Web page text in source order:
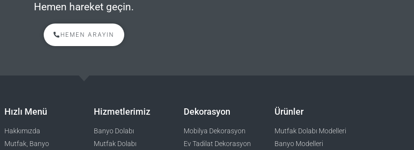
Hemen hareket geçin.
HEMEN ARAYIN
Hızlı Menü
Hakkımızda
Mutfak, Banyo
Hizmetlerimiz
Banyo Dolabı
Mutfak Dolabı
Dekorasyon
Mobilya Dekorasyon
Ev Tadilat Dekorasyon
Ürünler
Mutfak Dolabı Modelleri
Banyo Modelleri